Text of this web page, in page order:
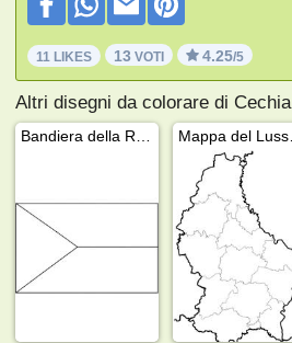
11 LIKES 13 VOTI 4.25/5
Altri disegni da colorare di Cechia